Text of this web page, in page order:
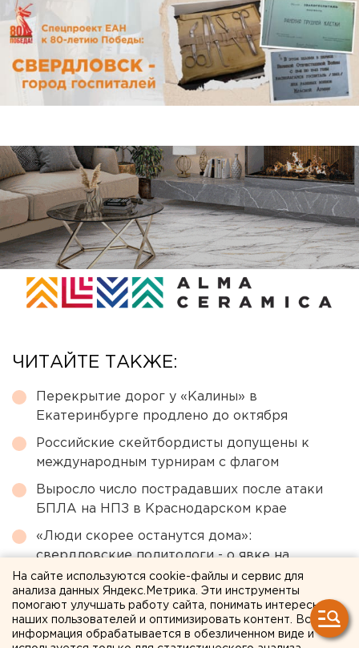
ЧИТАЙТЕ ТАКЖЕ:
Перекрытие дорог у «Калины» в
Екатеринбурге продлено до октября
Российские скейтбордисты допущены к
международным турнирам с флагом
Выросло число пострадавших после атаки
БПЛА на НПЗ в Краснодарском крае
«Люди скорее останутся дома»:
свердловские политологи - о явке на
выборах в Госдуму
В нескольких районах Екатеринбурга упал
напор холодной воды
На сайте используются cookie-файлы и сервис для
анализа данных Яндекс.Метрика. Эти инструменты
помогают улучшать работу сайта, понимать интересы
наших пользователей и оптимизировать контент. Вся
информация обрабатывается в обезличенном виде и